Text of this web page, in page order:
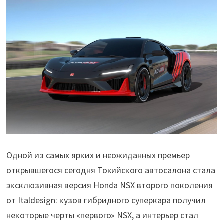
Одной из самых ярких и неожиданных премьер
открывшегося сегодня Токийского автосалона стала
эксклюзивная версия Honda NSX второго поколения
от Italdesign: кузов гибридного суперкара получил
некоторые черты «первого» NSX, а интерьер стал